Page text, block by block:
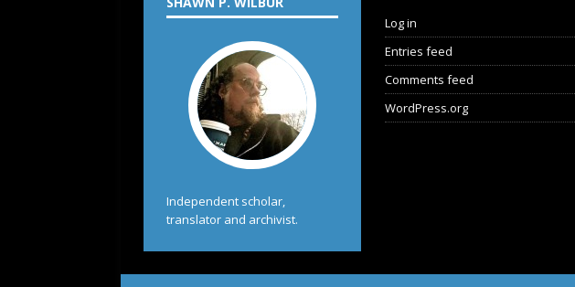
Independent scholar,
translator and archivist.
Log in
Entries feed
Comments feed
WordPress.org